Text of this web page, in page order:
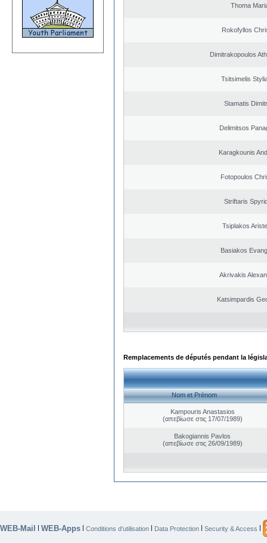
Thoma
Rokofyllos
Dimitrakopoulos
Tsitsimelis
Stamatis
Delimitsos
Karagkounis
Fotopoulos
Striftaris
Tsiplakos
Basiakos
Akrivakis
Katsimpardis
Remplacements de députés pendant la
Nom et Prénom
Kampouris Anastasios
(απεβίωσε στις 17/07/1989)
Bakogiannis Pavlos
(απεβίωσε στις 26/09/1989)
WEB-Mail | WEB-Apps | Conditions d’utilisation | Data Protection | Security & Access |